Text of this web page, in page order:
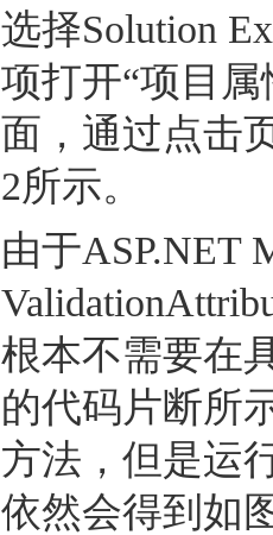
选择Solution
项打开“项目
面，通过点击
2所示。
由于ASP.NET
根本不需要在
的代码片断所
方法，但是运
依然会得到如